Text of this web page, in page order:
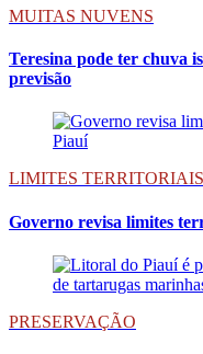
MUITAS NUVENS
Teresina pode ter chuva
previsão
LIMITES TERRITORIAIS
Governo revisa limites
PRESERVAÇÃO